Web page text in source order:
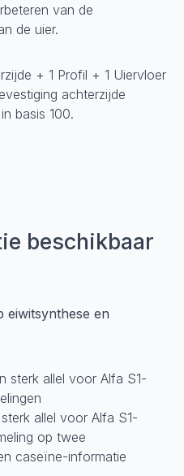
van de
de uier.
+ 1 Profil + 1 Uiervloer
achterzijde
basis 100.
beschikbaar
eiwitsynthese en
sterk allel voor Alfa S1-
allel voor Alfa S1-
op twee
caseïne-informatie